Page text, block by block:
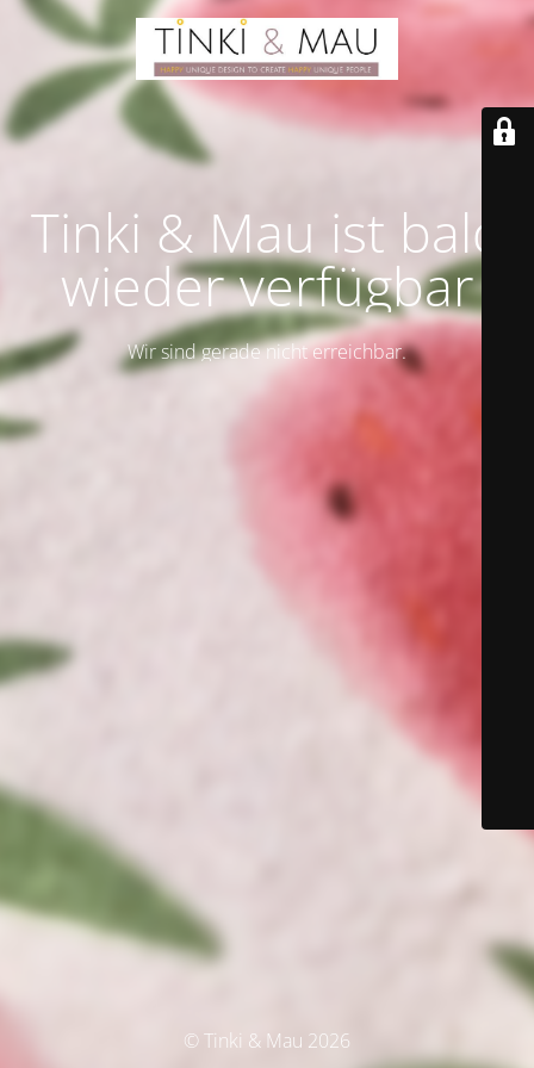
Tinki & Mau ist bald
wieder verfügbar
Wir sind gerade nicht erreichbar.
© Tinki & Mau 2026